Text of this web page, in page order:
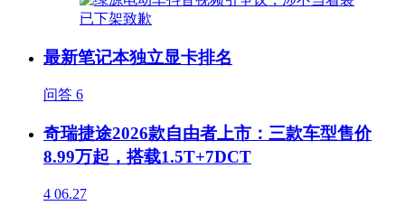
最新笔记本独立显卡排名
问答 6
奇瑞捷途2026款自由者上市：三款车型售价
8.99万起，搭载1.5T+7DCT
4 06.27